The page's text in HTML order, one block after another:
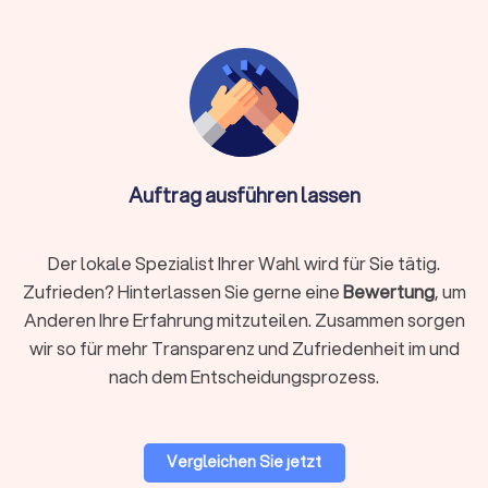
Wichtig bei Online-Anbietern: Achten Sie auf
DSGVO-konforme Datenverarbeitung und die
Nutzung sicherer Software wie DATEV
Unternehmen online. Die Qualifikation ist essentiell –
auch ein Online-Steuerberater muss von der
Auf Trustlocal finden Sie beide Varianten übersichtlich
dargestellt, sodass Sie selbst entscheiden können, was
besser zu Ihnen passt. Nutzen Sie unsere Filterfunktion, um
gezielt nach lokalen Beratern in Bad Oldesloe oder digitalen
Auftrag ausführen lassen
Der lokale Spezialist Ihrer Wahl wird für Sie tätig.
Zufrieden? Hinterlassen Sie gerne eineBewertung, um
Anderen Ihre Erfahrung mitzuteilen. Zusammen sorgen
wir so für mehr Transparenz und Zufriedenheit im und
nach dem Entscheidungsprozess.
Vergleichen Sie jetzt